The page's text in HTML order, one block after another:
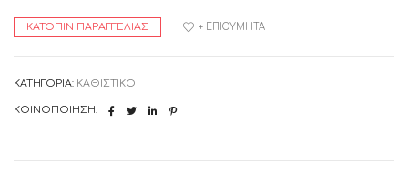
ΚΑΤΌΠΙΝ ΠΑΡΑΓΓΕΛΊΑΣ + ΕΠΙΘΥΜΗΤΆ
ΚΑΤΗΓΟΡΊΑ: ΚΑΘΙΣΤΙΚΟ
ΚΟΙΝΟΠΟΊΗΣΗ: